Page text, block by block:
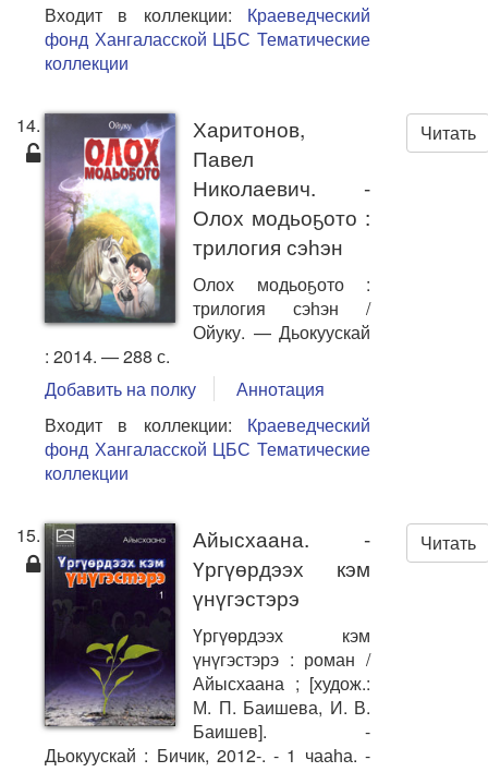
Входит в коллекции: Краеведческий
фонд Хангаласской ЦБС Тематические
коллекции
14. Читать
Харитонов,
Павел
Николаевич. -
Олох модьоҕото :
трилогия сэһэн
Олох модьоҕото :
трилогия сэһэн /
Ойуку. — Дьокуускай
: 2014. — 288 с.
Добавить на полку
Аннотация
Входит в коллекции: Краеведческий
фонд Хангаласской ЦБС Тематические
коллекции
15. Читать
Айысхаана. -
Үргүөрдээх кэм
үнүгэстэрэ
Үргүөрдээх кэм
үнүгэстэрэ : роман /
Айысхаана ; [худож.:
М. П. Баишева, И. В.
Баишев]. -
Дьокуускай : Бичик, 2012-. - 1 чааһа. -